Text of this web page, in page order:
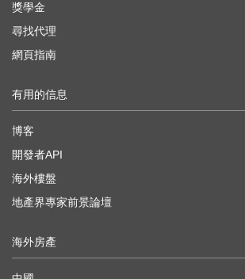
獎學金
尋找代理
網頁指南
有用的信息
博客
開發者API
海外樓盤
地產界專家前景論壇
海外房產